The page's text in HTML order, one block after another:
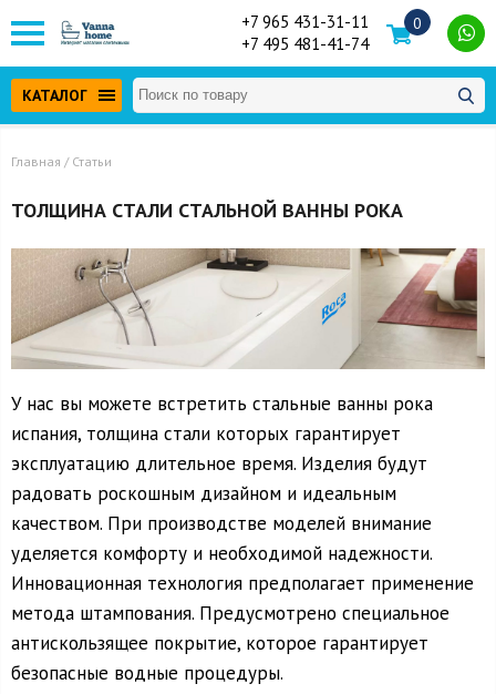
+7 965 431-31-11
+7 495 481-41-74
0
КАТАЛОГ
Главная / Статьи
ТОЛЩИНА СТАЛИ СТАЛЬНОЙ ВАННЫ РОКА
У нас вы можете встретить стальные ванны рока
испания, толщина стали которых гарантирует
эксплуатацию длительное время. Изделия будут
радовать роскошным дизайном и идеальным
качеством. При производстве моделей внимание
уделяется комфорту и необходимой надежности.
Инновационная технология предполагает применение
метода штампования. Предусмотрено специальное
антискользящее покрытие, которое гарантирует
безопасные водные процедуры.